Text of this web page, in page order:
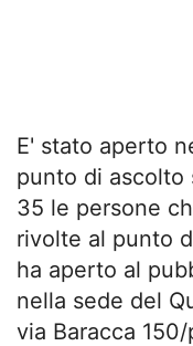
E' stato aperto
punto di ascolto
35 le persone
rivolte al punto
ha aperto al
nella sede del
via Baracca